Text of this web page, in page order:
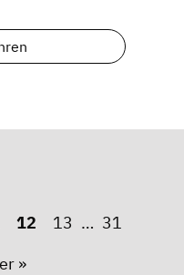
12 13
31
»